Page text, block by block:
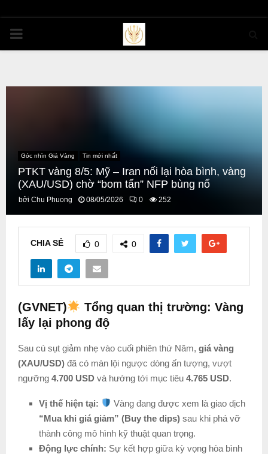
PRIMARY
Góc nhìn Giá Vàng Tin mới nhất
PTKT vàng 8/5: Mỹ – Iran nối lại hòa bình, vàng
(XAU/USD) chờ “bom tấn” NFP bùng nổ
bởi Chu Phuong 08/05/2026 0 252
CHIA SẺ 0 0
(GVNET)
Tổng quan thị trường: Vàng
lấy lại phong độ
Sau cú sụt giảm nhẹ vào cuối phiên thứ Năm, giá vàng
(XAU/USD) đã có màn lội ngược dòng ấn tượng, vượt
ngưỡng 4.700 USD và hướng tới mục tiêu 4.765 USD.
Vị thế hiện tại:
Vàng đang được xem là giao dịch
“Mua khi giá giảm” (Buy the dips) sau khi phá vỡ
thành công mô hình kỹ thuật quan trọng.
Động lực chính: Sự kết hợp giữa kỳ vọng hòa bình